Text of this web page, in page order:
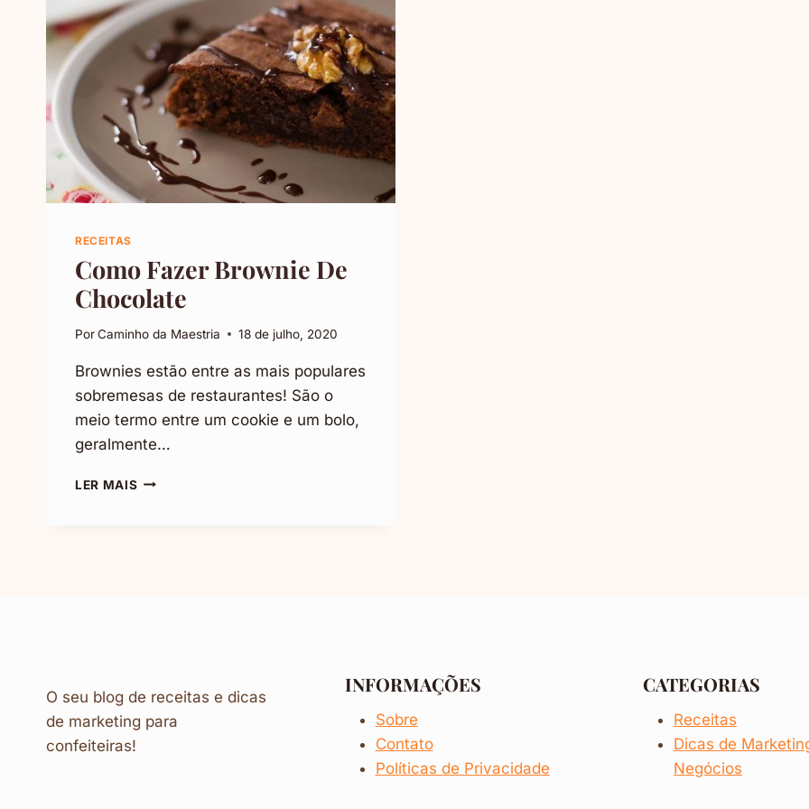
RECEITAS
Como Fazer Brownie De
Chocolate
PorCaminho da Maestria 18 de julho, 2020
Brownies estão entre as mais populares
sobremesas de restaurantes! São o
meio termo entre um cookie e um bolo,
geralmente…
LER MAISCOMO
O seu blog de receitas e dicas
de marketing para
confeiteiras!
INFORMAÇÕES
Sobre
Contato
Políticas de Privacidade
CATEGORIAS
Receitas
Dicas de
Negócios